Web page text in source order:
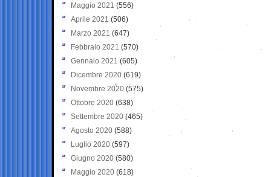
Maggio 2021 (556)
Aprile 2021 (506)
Marzo 2021 (647)
Febbraio 2021 (570)
Gennaio 2021 (605)
Dicembre 2020 (619)
Novembre 2020 (575)
Ottobre 2020 (638)
Settembre 2020(465)
Agosto 2020 (588)
Luglio 2020 (597)
Giugno 2020 (580)
Maggio 2020 (618)